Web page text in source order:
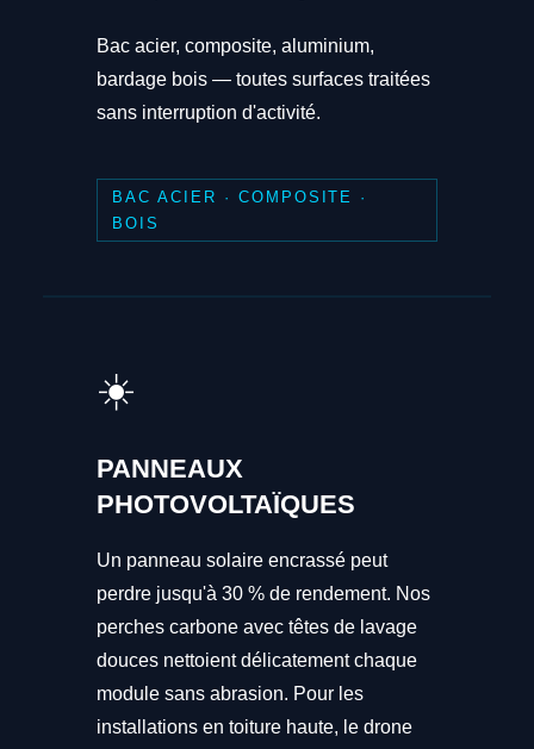
Bac acier, composite, aluminium,
bardage bois — toutes surfaces traitées
sans interruption d'activité.
BAC ACIER · COMPOSITE ·
BOIS
☀️
PANNEAUX
PHOTOVOLTAÏQUES
Un panneau solaire encrassé peut
perdre jusqu'à 30 % de rendement. Nos
perches carbone avec têtes de lavage
douces nettoient délicatement chaque
module sans abrasion. Pour les
installations en toiture haute, le drone